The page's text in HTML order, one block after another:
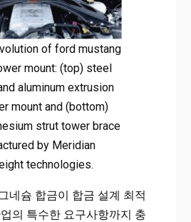
of ford mustang
mount: (top) steel
aluminum extrusion
mount and (bottom)
strut tower brace
by Meridian
technologies.
네슘 합금이 합금 설계 최적
의 특수한 요구사항까지 충